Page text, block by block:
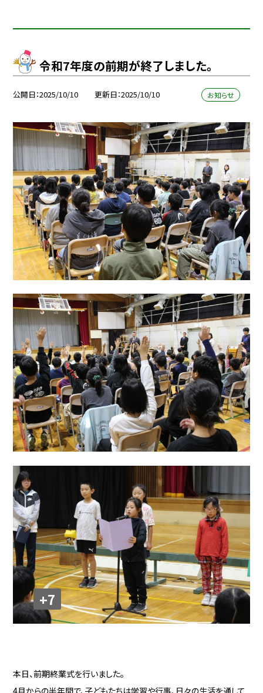
令和7年度の前期が終了しました。
公開日 2025/10/10 更新日 2025/10/10 お知らせ
+7
本日、前期終業式を行いました。